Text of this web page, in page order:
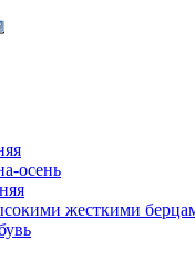
осень
жесткими